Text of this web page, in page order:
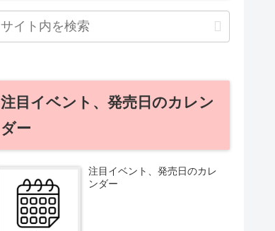
注目イベント、発売日のカレン
ダー
注目イベント、発売日のカレ
ンダー